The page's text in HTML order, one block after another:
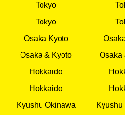
Tokyo
Tokyo
Osaka Kyoto
Osaka & Kyoto
Hokkaido
Hokkaido
Kyushu Okinawa
Osaka
Kyushu